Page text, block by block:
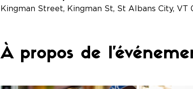
Kingman Street, Kingman St, St Albans City, VT
À propos de